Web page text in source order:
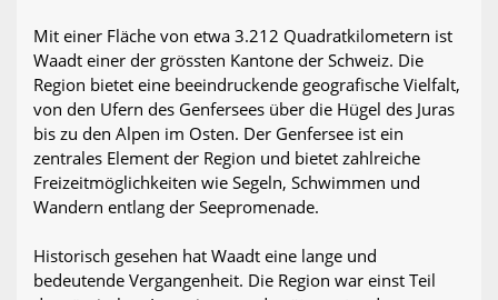
Mit einer Fläche von etwa 3.212 Quadratkilometern ist
Waadt einer der grössten Kantone der Schweiz. Die
Region bietet eine beeindruckende geografische Vielfalt,
von den Ufern des Genfersees über die Hügel des Juras
bis zu den Alpen im Osten. Der Genfersee ist ein
zentrales Element der Region und bietet zahlreiche
Freizeitmöglichkeiten wie Segeln, Schwimmen und
Wandern entlang der Seepromenade.
Historisch gesehen hat Waadt eine lange und
bedeutende Vergangenheit. Die Region war einst Teil